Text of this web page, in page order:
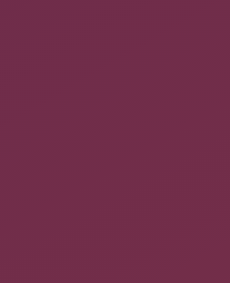
Brother ont une très
propose aussi des
imprimantes. Lexmark,
(LBP) restent deux
difficiles à paramétrer.